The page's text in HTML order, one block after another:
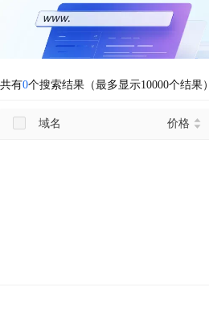
共有0个搜索结果（最多显示10000个结果）
域名 价格